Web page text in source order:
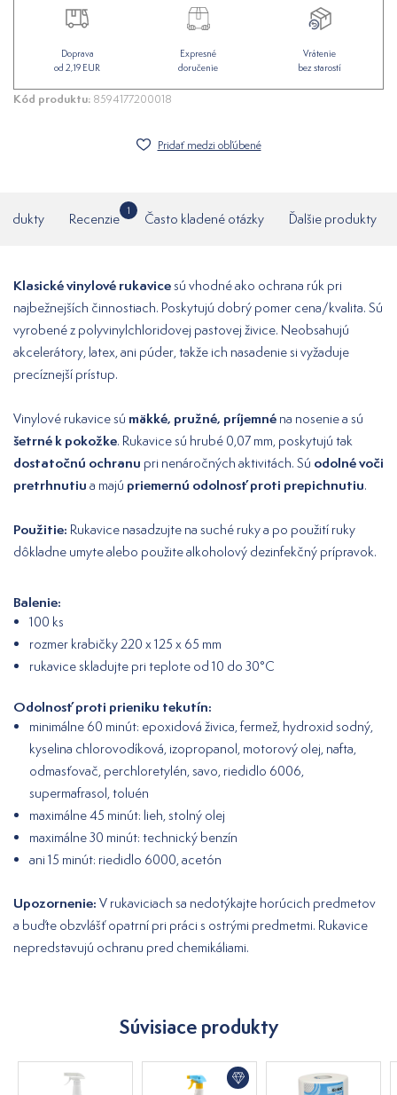
Doprava
od 2,19 EUR
Expresné
doručenie
Vrátenie
bez starostí
Kód produktu: 8594177200018
Pridať medzi obľúbené
Recenzie
1
Často kladené otázky Ďalšie produkty
Klasické vinylové rukavicesú vhodné ako ochrana rúk pri
najbežnejších činnostiach. Poskytujú dobrý pomer cena/kvalita. Sú
vyrobené z polyvinylchloridovej pastovej živice. Neobsahujú
akcelerátory, latex, ani púder, takže ich nasadenie si vyžaduje
precíznejší prístup.
Vinylové rukavice sú mäkké, pružné, príjemné na nosenie a sú
šetrné k pokožke. Rukavice sú hrubé 0,07 mm, poskytujú tak
dostatočnú ochranu pri nenáročných aktivitách. Sú odolné voči
pretrhnutiu a majú priemernú odolnosť proti prepichnutiu.
Použitie: Rukavice nasadzujte na suché ruky a po použití ruky
dôkladne umyte alebo použite alkoholový dezinfekčný prípravok.
Balenie:
100 ks
rozmer krabičky 220 x 125 x 65 mm
rukavice skladujte pri teplote od 10 do 30°C
Odolnosť proti prieniku tekutín:
minimálne 60 minút: epoxidová živica, fermež, hydroxid sodný,
kyselina chlorovodíková, izopropanol, motorový olej, nafta,
odmasťovač, perchloretylén, savo, riedidlo 6006,
supermafrasol, toluén
maximálne 45 minút: lieh, stolný olej
maximálne 30 minút: technický benzín
ani 15 minút: riedidlo 6000, acetón
Upozornenie: V rukaviciach sa nedotýkajte horúcich predmetov
a buďte obzvlášť opatrní pri práci s ostrými predmetmi. Rukavice
nepredstavujú ochranu pred chemikáliami.
Súvisiace produkty